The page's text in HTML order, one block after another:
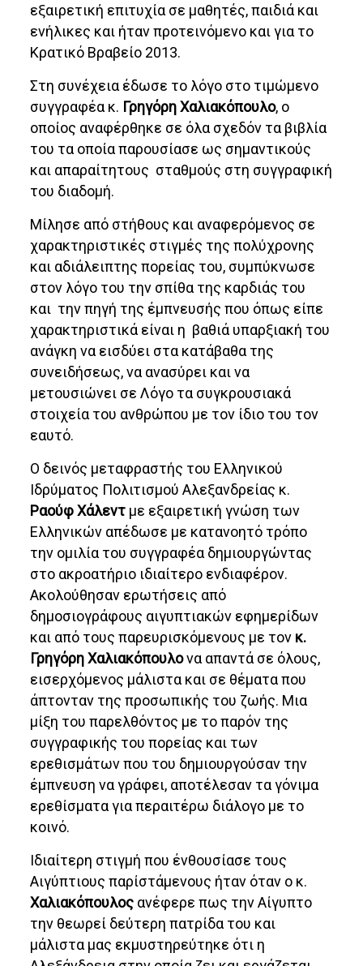
εξαιρετική επιτυχία σε μαθητές, παιδιά και
ενήλικες και ήταν προτεινόμενο και για το
Κρατικό Βραβείο 2013.
Στη συνέχεια έδωσε το λόγο στο τιμώμενο
συγγραφέα κ. Γρηγόρη Χαλιακόπουλο, ο
οποίος αναφέρθηκε σε όλα σχεδόν τα βιβλία
του τα οποία παρουσίασε ως σημαντικούς
και απαραίτητους σταθμούς στη συγγραφική
του διαδομή.
Μίλησε από στήθους και αναφερόμενος σε
χαρακτηριστικές στιγμές της πολύχρονης
και αδιάλειπτης πορείας του, συμπύκνωσε
στον λόγο του την σπίθα της καρδιάς του
και την πηγή της έμπνευσής που όπως είπε
χαρακτηριστικά είναι η βαθιά υπαρξιακή του
ανάγκη να εισδύει στα κατάβαθα της
συνειδήσεως, να ανασύρει και να
μετουσιώνει σε Λόγο τα συγκρουσιακά
στοιχεία του ανθρώπου με τον ίδιο του τον
εαυτό.
Ο δεινός μεταφραστής του Ελληνικού
Ιδρύματος Πολιτισμού Αλεξανδρείας κ.
Ραούφ Χάλεντ με εξαιρετική γνώση των
Ελληνικών απέδωσε με κατανοητό τρόπο
την ομιλία του συγγραφέα δημιουργώντας
στο ακροατήριο ιδιαίτερο ενδιαφέρον.
Ακολούθησαν ερωτήσεις από
δημοσιογράφους αιγυπτιακών εφημερίδων
και από τους παρευρισκόμενους με τον κ.
Γρηγόρη Χαλιακόπουλονα απαντά σε όλους,
εισερχόμενος μάλιστα και σε θέματα που
άπτονταν της προσωπικής του ζωής. Μια
μίξη του παρελθόντος με το παρόν της
συγγραφικής του πορείας και των
ερεθισμάτων που του δημιουργούσαν την
έμπνευση να γράφει, αποτέλεσαν τα γόνιμα
ερεθίσματα για περαιτέρω διάλογο με το
κοινό.
Ιδιαίτερη στιγμή που ένθουσίασε τους
Αιγύπτιους παρίστάμενους ήταν όταν ο κ.
Χαλιακόπουλος ανέφερε πως την Αίγυπτο
την θεωρεί δεύτερη πατρίδα του και
μάλιστα μας εκμυστηρεύτηκε ότι η